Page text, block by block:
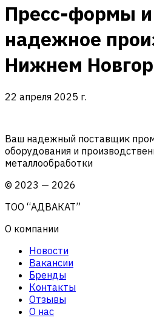
Пресс-формы
надежное
Нижнем
22 апреля 2025 г.
Ваш надежный поставщик
оборудования и
металлообработки
© 2023 — 2026
ТОО “АДВАКАТ”
О компании
Новости
Вакансии
Бренды
Контакты
Отзывы
О нас